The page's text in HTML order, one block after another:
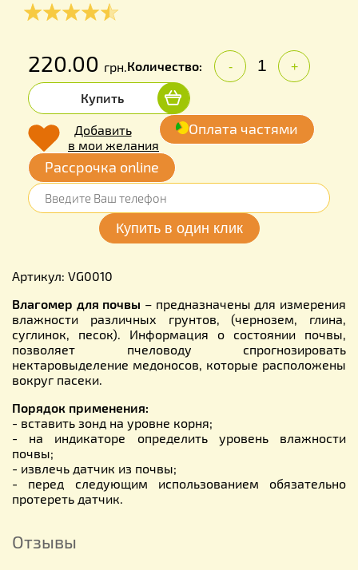
220.00 грн.Количество: - +
Купить
Добавить
в мои желания
Оплата частями
Рассрочка online
Артикул: VG0010
Влагомер для почвы – предназначены для измерения
влажности различных грунтов, (чернозем, глина,
суглинок, песок). Информация о состоянии почвы,
позволяет пчеловоду спрогнозировать
нектаровыделение медоносов, которые расположены
вокруг пасеки.
Порядок применения:
- вставить зонд на уровне корня;
- на индикаторе определить уровень влажности
почвы;
- извлечь датчик из почвы;
- перед следующим использованием обязательно
протереть датчик.
Отзывы